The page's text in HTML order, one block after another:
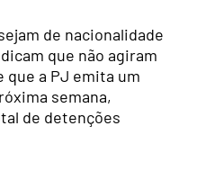
de nacionalidade
que não agiram
que a PJ emita um
semana,
de detenções